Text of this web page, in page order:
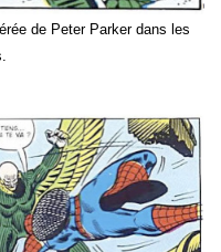
de Peter Parker dans les